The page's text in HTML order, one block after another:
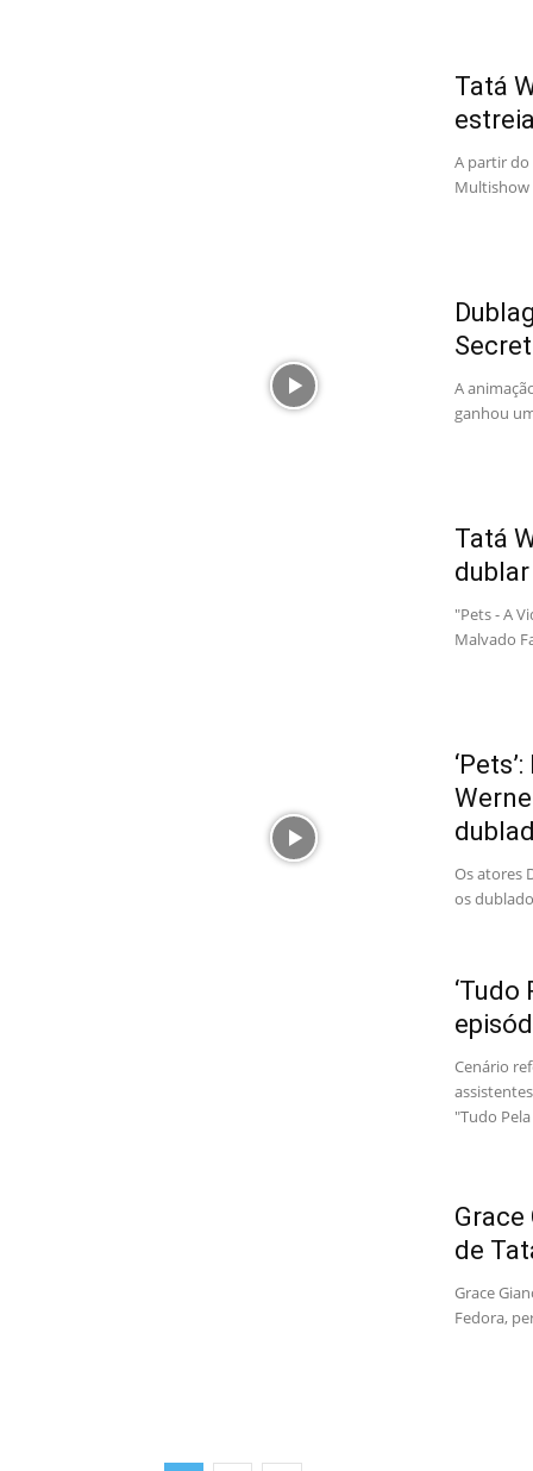
Tatá
A partir do
Multishow
A
ganhou
Tatá
"Pets - A
Malvado
Os atores
os
Cenário
"Tudo
de
Grace
Fedora,